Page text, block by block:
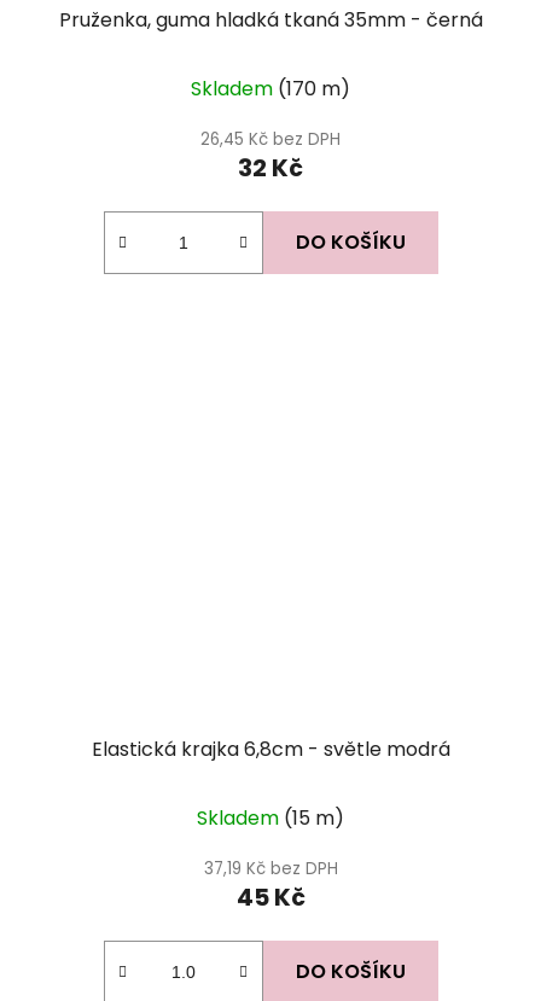
Pruženka, guma hladká tkaná 35mm - černá
hodnocení
produktu
je
Skladem (170 m)
26,45 Kč bez DPH
32 Kč
DO KOŠÍKU
Elastická krajka 6,8cm - světle modrá
Skladem (15 m)
37,19 Kč bez DPH
45 Kč
DO KOŠÍKU